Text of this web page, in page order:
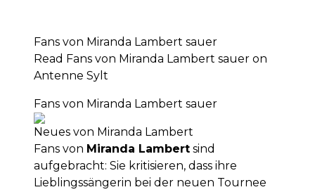
Fans von Miranda Lambert sauer
Read Fans von Miranda Lambert sauer on
Antenne Sylt
Fans von Miranda Lambert sauer
Neues von Miranda Lambert
Fans von Miranda Lambert sind
aufgebracht: Sie kritisieren, dass ihre
Lieblingssängerin bei der neuen Tournee